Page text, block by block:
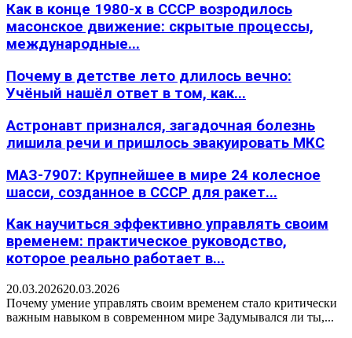
Как в конце 1980-х в СССР возродилось
масонское движение: скрытые процессы,
международные...
Почему в детстве лето длилось вечно:
Учёный нашёл ответ в том, как...
Астронавт признался, загадочная болезнь
лишила речи и пришлось эвакуировать МКС
МАЗ-7907: Крупнейшее в мире 24 колесное
шасси, созданное в СССР для ракет...
Как научиться эффективно управлять своим
временем: практическое руководство,
которое реально работает в...
20.03.202620.03.2026
Почему умение управлять своим временем стало критически
важным навыком в современном мире Задумывался ли ты,...